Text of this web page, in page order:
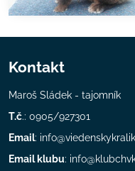
Kontakt
Maroš Sládek - tajomník
T.č.: 0905/927301
Email:
Email klubu: